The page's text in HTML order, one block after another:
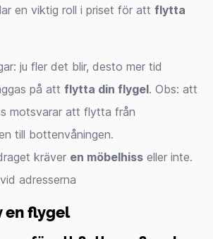
en viktig roll i priset för att flytta
ju fler det blir, desto mer tid
på att flytta din flygel. Obs: att
motsvarar att flytta från
till bottenvåningen.
kräver en möbelhiss eller inte.
adresserna
en flygel